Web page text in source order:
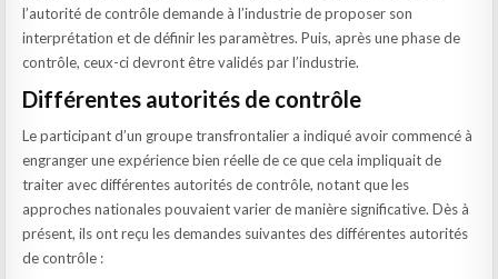
l’autorité de contrôle demande à l’industrie de proposer son
interprétation et de définir les paramètres. Puis, après une phase de
contrôle, ceux-ci devront être validés par l’industrie.
Différentes autorités de contrôle
Le participant d’un groupe transfrontalier a indiqué avoir commencé à
engranger une expérience bien réelle de ce que cela impliquait de
traiter avec différentes autorités de contrôle, notant que les
approches nationales pouvaient varier de manière significative. Dès à
présent, ils ont reçu les demandes suivantes des différentes autorités
de contrôle :